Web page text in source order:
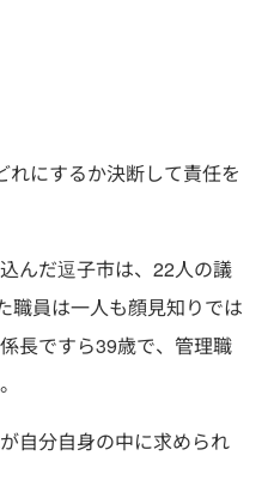
にするか決断して責任を
んだ逗子市は、22人の議
職員は一人も顔見知りでは
長ですら39歳で、管理職
自分自身の中に求められ